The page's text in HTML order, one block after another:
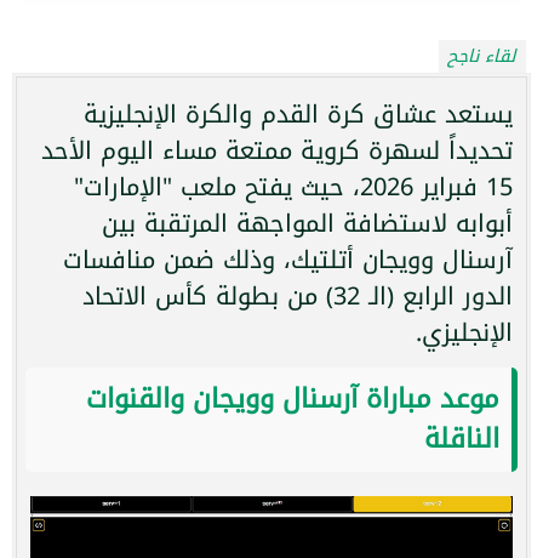
لقاء ناجح
يستعد عشاق كرة القدم والكرة الإنجليزية
تحديداً لسهرة كروية ممتعة مساء اليوم الأحد
15 فبراير 2026، حيث يفتح ملعب "الإمارات"
أبوابه لاستضافة المواجهة المرتقبة بين
آرسنال وويجان أتلتيك، وذلك ضمن منافسات
الدور الرابع (الـ 32) من بطولة كأس الاتحاد
الإنجليزي.
موعد مباراة آرسنال وويجان والقنوات
الناقلة